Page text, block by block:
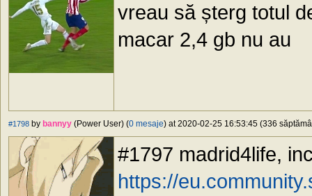
vreau să șterg totul
macar 2,4 gb nu au
#1798 by bannyy (Power User) (0 mesaje) at 2020-02-25 16:53:45 (336
#1797 madrid4life,
https://